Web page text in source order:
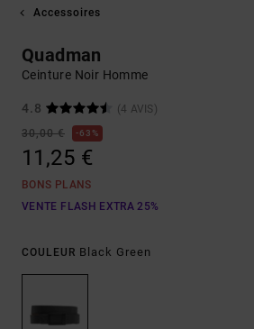
Accessoires
Quadman
Ceinture Noir Homme
4.8
(4 AVIS)
30,00 €
63%
11,25 €
BONS PLANS
VENTE FLASH EXTRA 25%
COULEUR Black Green